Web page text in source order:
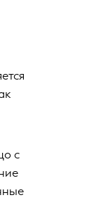
с